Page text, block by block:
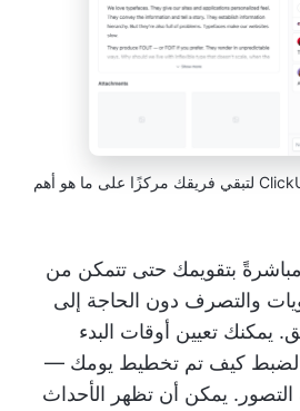
مباشرةً بتقويمك حتى تتمكن من
والتصرف دون الحاجة إلى
يمكنك تعيين أوقات البدء
بالضبط كيف تم تخطيط يومك —
التصور. يمكن أن تظهر الأحداث